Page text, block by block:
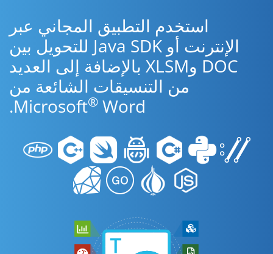
استخدم التطبيق المجاني عبر
الإنترنت أو Java SDK للتحويل بين
DOC وXLSM بالإضافة إلى العديد
من التنسيقات الشائعة من
Microsoft® Word.